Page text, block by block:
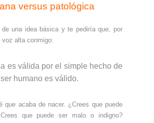
versus patológica
de una idea básica y te pediría que, por
alta conmigo:
es válida por el simple hecho de
humano es válido.
que acaba de nacer. ¿Crees que puede
que puede ser malo o indigno?